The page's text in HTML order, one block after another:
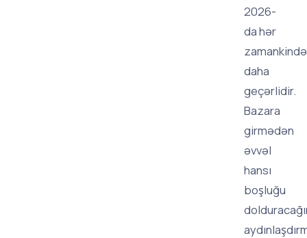
2026-
da hər
daha
geçərlidir.
Bazara
girmədən
əvvəl
hansı
boşluğu